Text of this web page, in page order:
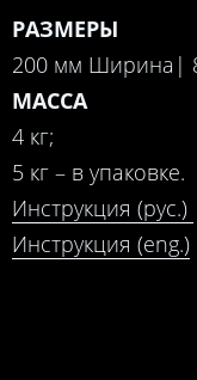
РАЗМЕРЫ
200 мм Ширина|
МАССА
4 кг;
5 кг – в упаковке.
Инструкция (рус.)
Инструкция (eng.)